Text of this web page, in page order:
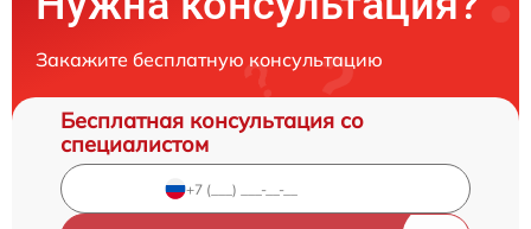
Закажите бесплатную консультацию
Бесплатная консультация со
специалистом